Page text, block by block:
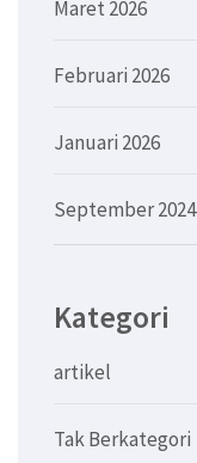
Maret 2026
Februari 2026
Januari 2026
September 2024
Kategori
artikel
Tak Berkategori